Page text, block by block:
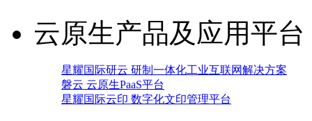
云原生产品及应用平台
星耀国际研云 研制一体化工业互联网解决方案
磐云 云原生PaaS平台
星耀国际云印 数字化文印管理平台